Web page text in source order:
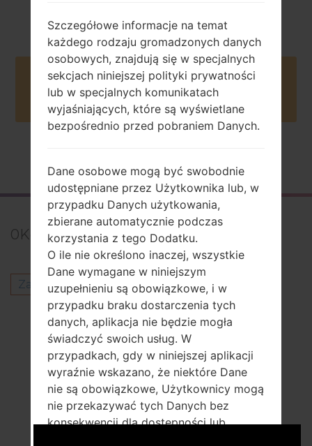
Buy accessories on Amazon
0Komentarze
Zaloguj sięaby opublikować komentarz.
Inni modele z tej serii
LG G2D800P
LG G2D801BK
LG G2D802
LG G2D806
LG G2L01F
LG G2LS980Z
Szczegółowe informacje na temat
każdego rodzaju gromadzonych danych
osobowych, znajdują się w specjalnych
sekcjach niniejszej polityki prywatności
lub w specjalnych komunikatach
wyjaśniających, które są wyświetlane
bezpośrednio przed pobraniem Danych.
Dane osobowe mogą być swobodnie
udostępniane przez Użytkownika lub, w
przypadku Danych użytkowania,
zbierane automatycznie podczas
korzystania z tego Dodatku.
O ile nie określono inaczej, wszystkie
Dane wymagane w niniejszym
uzupełnieniu są obowiązkowe, i w
przypadku braku dostarczenia tych
danych, aplikacja nie będzie mogła
świadczyć swoich usług. W
przypadkach, gdy w niniejszej aplikacji
wyraźnie wskazano, że niektóre Dane
nie są obowiązkowe, Użytkownicy mogą
nie przekazywać tych Danych bez
konsekwencji dla dostępności lub